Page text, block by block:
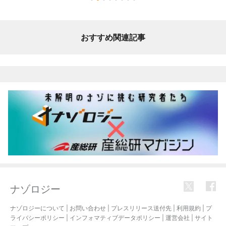
おすすめ関連記事
ナゾロジー
ナゾロジーについて お問い合わせ プレスリリース送付先 利用規約
プ
ライバシーポリシー
インフォマティブデータポリシー 運営会社
サイト